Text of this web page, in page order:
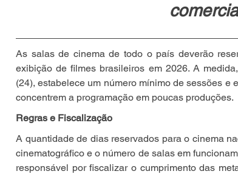
As salas de cinema de todo o país deverão
exibição de filmes brasileiros em 2026. A
(24), estabelece um número mínimo de sessões
concentrem a programação em poucas produções.
Regras e Fiscalização
A quantidade de dias reservados para o cinema
cinematográfico e o número de salas em
responsável por fiscalizar o cumprimento das